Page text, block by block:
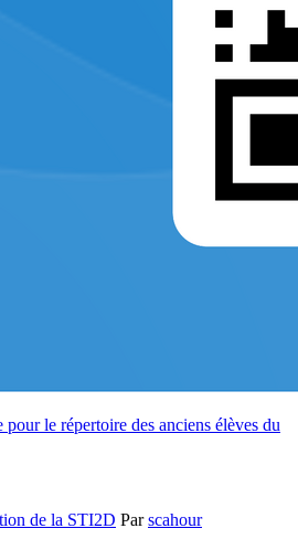
pour le répertoire des anciens élèves du
de la STI2D Parscahour